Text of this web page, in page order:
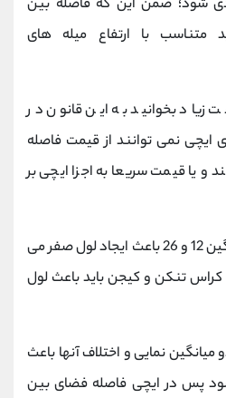
شود؛ ضمن این که فاصله بین
با ارتفاع میله های
زیاد بخوانید به این قانون در
ایچی نمی توانند از قیمت فاصله
و یا قیمت سریعا به اجزا ایچی بر
در مکدی کراس دو میانگین 12 و 26 باعث ایجاد لول صفر می
تنکن و کیجن باید باعث لول
نمایی و اختلاف آنها باعث
پس در ایچی فاصله فضای بین